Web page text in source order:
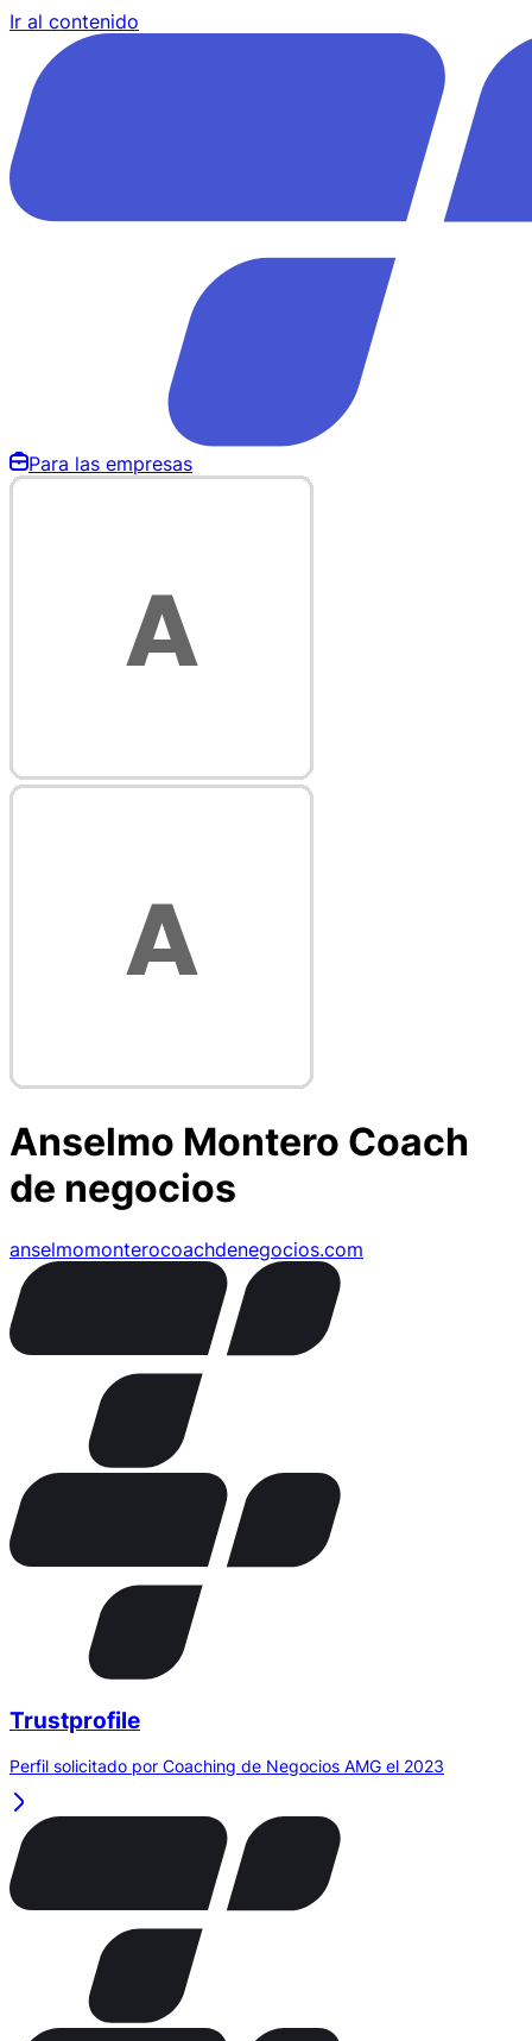
Ir al contenido
Para las empresas
Anselmo Montero Coach
de negocios
anselmomonterocoachdenegocios.com
Trustprofile
Perfil solicitado por Coaching de Negocios AMG el 2023